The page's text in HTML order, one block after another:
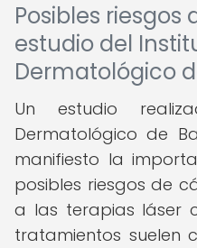
Posibles riesgos
estudio del
Dermatológico
Un estudio
Dermatológico de
manifiesto la
posibles riesgos de
a las terapias láser
tratamientos suelen